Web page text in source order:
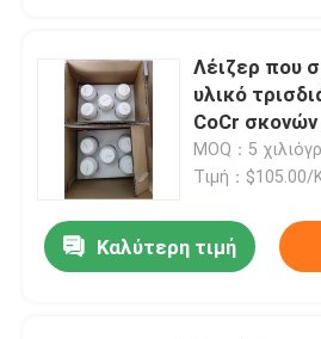
Λέιζερ που
υλικό
CoCr
εκτυπωτών
MOQ：5
Τιμή：$105.00/
Καλύτερη τιμή